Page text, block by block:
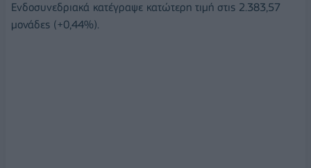
Ενδοσυνεδριακά κατέγραψε κατώτερη τιμή στις 2.383,57
μονάδες (+0,44%).